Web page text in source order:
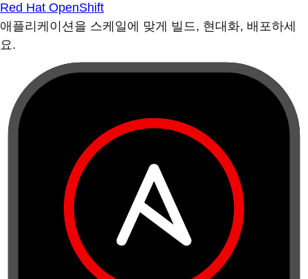
Red Hat OpenShift
애플리케이션을 스케일에 맞게 빌드, 현대화, 배포하세
요.